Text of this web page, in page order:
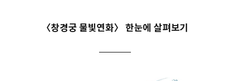
〈창경궁 물빛연화〉 한눈에 살펴보기